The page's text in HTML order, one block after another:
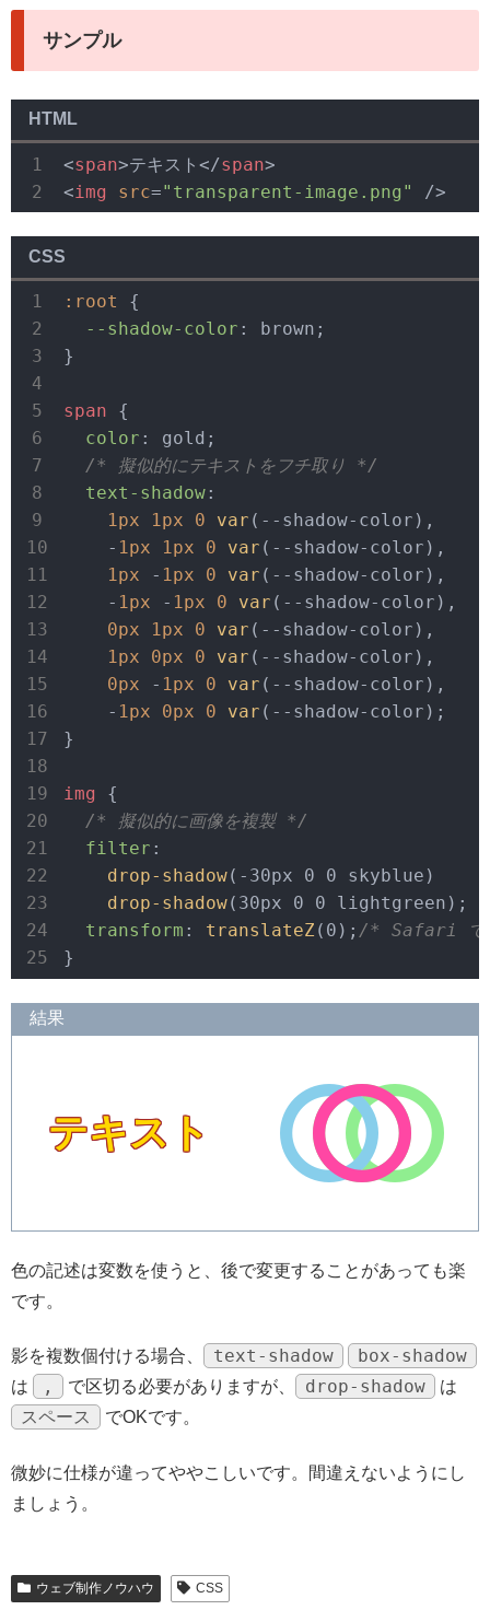
サンプル
HTML
<span>テキスト </span>
<img src="transparent-image.png" />
CSS
:root
{
--shadow-color : brown;
}
span {
color : gold;
/* 擬似的にテキストをフチ取り */
text-shadow:
1px
1px 0 var (--shadow-color),
    -
1px 1px 0 var (--shadow-color),
1px - 1px 0 var (--shadow-color),
    -
1px - 1px 0 var (--shadow-color),
0px
1px 0 var (--shadow-color),
1px
0px 0 var (--shadow-color),
0px - 1px 0 var (--shadow-color),
    -
1px 0px 0 var (--shadow-color);
}
img {
/* 擬似的に画像を複製 */
filter :
drop-shadow(-30px 0 0 skyblue)
drop-shadow(30px 0 0 lightgreen);
transform : translateZ(0); /* Safari で
}
結果
テキスト
色の記述は変数を使うと、後で変更することがあっても楽
です。
影を複数個付ける場合、 text-shadow box-shadow
は , で区切る必要がありますが、 drop-shadow は
スペース でOKです。
微妙に仕様が違ってややこしいです。間違えないようにし
ましょう。
ウェブ制作ノウハウ CSS